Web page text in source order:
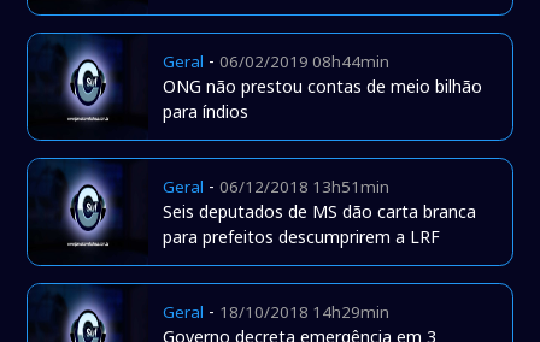
Geral -06/02/2019 08h44min
ONG não prestou contas de meio bilhão
para índios
Geral -06/12/2018 13h51min
Seis deputados de MS dão carta branca
para prefeitos descumprirem a LRF
Geral - 18/10/2018 14h29min
Governo decreta emergência em 3